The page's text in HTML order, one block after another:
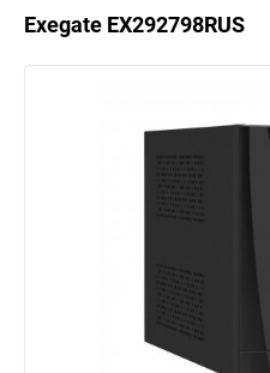
Exegate EX292798RUS